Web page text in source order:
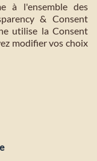
à l'ensemble des
& Consent
utilise la Consent
modifier vos choix